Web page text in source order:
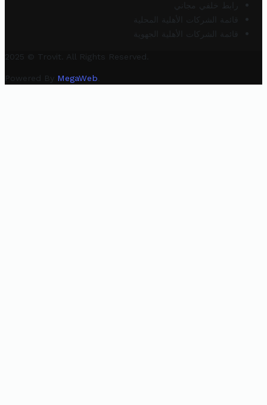
رابط خلفي مجاني
قائمة الشركات الأهلية المحلية
قائمة الشركات الأهلية الجهوية
2025 © Trovit. All Rights Reserved.
Powered By MegaWeb